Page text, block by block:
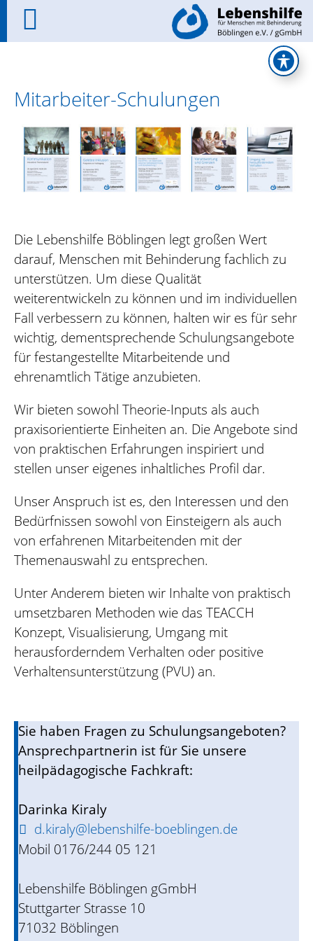
Mitarbeiter-Schulungen
Die Lebenshilfe Böblingen legt großen Wert
darauf, Menschen mit Behinderung fachlich zu
unterstützen. Um diese Qualität
weiterentwickeln zu können und im individuellen
Fall verbessern zu können, halten wir es für sehr
wichtig, dementsprechende Schulungsangebote
für festangestellte Mitarbeitende und
ehrenamtlich Tätige anzubieten.
Wir bieten sowohl Theorie-Inputs als auch
praxisorientierte Einheiten an. Die Angebote sind
von praktischen Erfahrungen inspiriert und
stellen unser eigenes inhaltliches Profil dar.
Unser Anspruch ist es, den Interessen und den
Bedürfnissen sowohl von Einsteigern als auch
von erfahrenen Mitarbeitenden mit der
Themenauswahl zu entsprechen.
Unter Anderem bieten wir Inhalte von praktisch
umsetzbaren Methoden wie das TEACCH
Konzept, Visualisierung, Umgang mit
herausforderndem Verhalten oder positive
Verhaltensunterstützung (PVU) an.
Sie haben Fragen zu Schulungsangeboten?
Ansprechpartnerin ist für Sie unsere
heilpädagogische Fachkraft:
Darinka Kiraly
d.kiraly@lebenshilfe-boeblingen.de
Mobil 0176/244 05 121
Lebenshilfe Böblingen gGmbH
Stuttgarter Strasse 10
71032 Böblingen